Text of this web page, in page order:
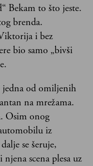
Bekam to što jeste.
brenda.
i bez
bio samo „bivši
od omiljenih
na mrežama.
Osim onog
iz
se šeruje,
scena plesa uz